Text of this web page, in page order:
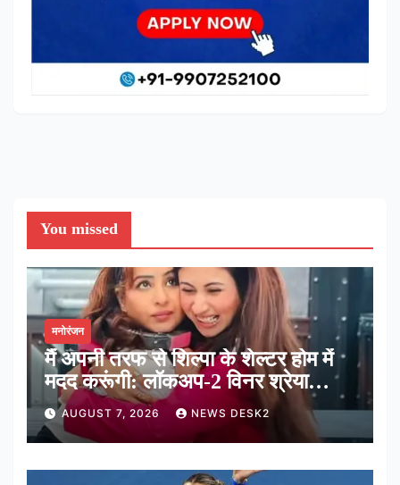
You missed
मनोरंजन
मैं अपनी तरफ से शिल्पा के शेल्टर होम में
मदद करूंगी: लॉकअप-2 विनर श्रेया
कालरा
AUGUST 7, 2026 NEWS DESK2